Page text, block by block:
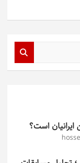
است؟